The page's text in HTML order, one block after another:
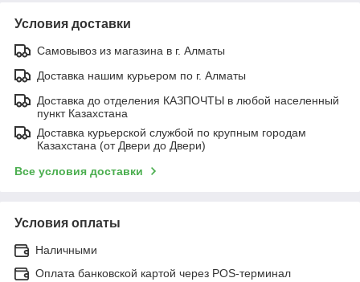
Условия доставки
Самовывоз из магазина в г. Алматы
Доставка нашим курьером по г. Алматы
Доставка до отделения КАЗПОЧТЫ в любой населенный
пункт Казахстана
Доставка курьерской службой по крупным городам
Казахстана (от Двери до Двери)
Все условия доставки
Условия оплаты
Наличными
Оплата банковской картой через POS-терминал